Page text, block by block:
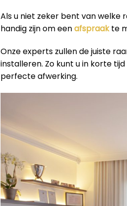
Als u niet zeker bent van welke
handig zijn om eenafspraakte
Onze experts zullen de juiste
installeren. Zo kunt u in korte
perfecte afwerking.